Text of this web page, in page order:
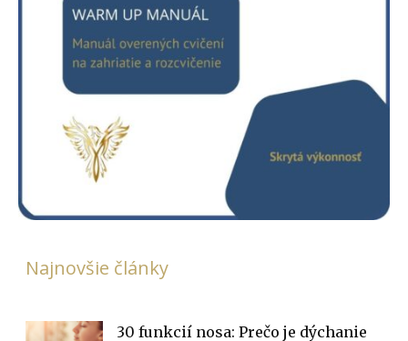
Najnovšie články
30 funkcií nosa: Prečo je dýchanie